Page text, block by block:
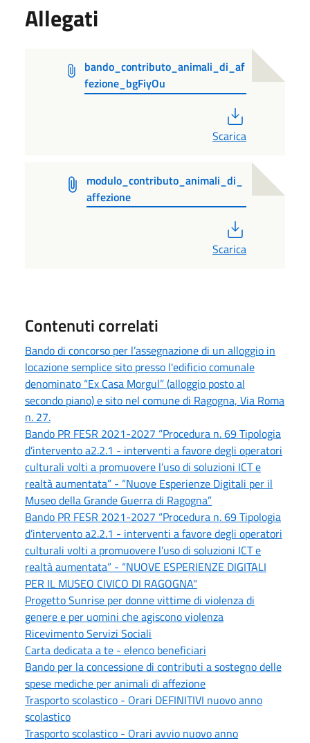
Allegati
bando_contributo_animali_di_af
fezione_bgFiyOu
Scarica
modulo_contributo_animali_di_
affezione
Scarica
Contenuti correlati
Bando di concorso per l’assegnazione di un alloggio in
locazione semplice sito presso l'edificio comunale
denominato “Ex Casa Morgul” (alloggio posto al
secondo piano) e sito nel comune di Ragogna, Via Roma
n. 27.
Bando PR FESR 2021-2027 “Procedura n. 69 Tipologia
d’intervento a2.2.1 - interventi a favore degli operatori
culturali volti a promuovere l’uso di soluzioni ICT e
realtà aumentata” - “Nuove Esperienze Digitali per il
Museo della Grande Guerra di Ragogna”
Bando PR FESR 2021-2027 “Procedura n. 69 Tipologia
d’intervento a2.2.1 - interventi a favore degli operatori
culturali volti a promuovere l’uso di soluzioni ICT e
realtà aumentata” - “NUOVE ESPERIENZE DIGITALI
PER IL MUSEO CIVICO DI RAGOGNA"
Progetto Sunrise per donne vittime di violenza di
genere e per uomini che agiscono violenza
Ricevimento Servizi Sociali
Carta dedicata a te - elenco beneficiari
Bando per la concessione di contributi a sostegno delle
spese mediche per animali di affezione
Trasporto scolastico - Orari DEFINITIVI nuovo anno
scolastico
Trasporto scolastico - Orari avvio nuovo anno